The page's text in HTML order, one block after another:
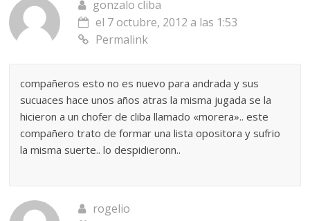
gonzalo cliba
el 7 octubre, 2012 a las 1:53
Permalink
compañeros esto no es nuevo para andrada y sus
sucuaces hace unos años atras la misma jugada se la
hicieron a un chofer de cliba llamado «morera».. este
compañero trato de formar una lista opositora y sufrio
la misma suerte.. lo despidieronn..
rogelio